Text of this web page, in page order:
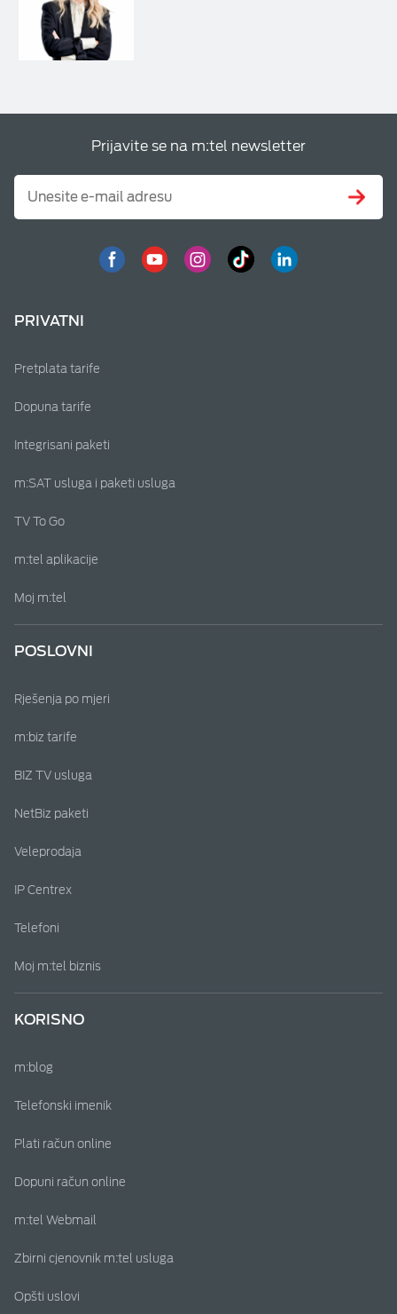
Prijavite se na m:tel newsletter
PRIVATNI
Pretplata tarife
Dopuna tarife
Integrisani paketi
m:SAT usluga i paketi usluga
TV To Go
m:tel aplikacije
Moj m:tel
POSLOVNI
Rješenja po mjeri
m:biz tarife
BIZ TV usluga
NetBiz paketi
Veleprodaja
IP Centrex
Telefoni
Moj m:tel biznis
KORISNO
m:blog
Telefonski imenik
Plati račun online
Dopuni račun online
m:tel Webmail
Zbirni cjenovnik m:tel usluga
Opšti uslovi